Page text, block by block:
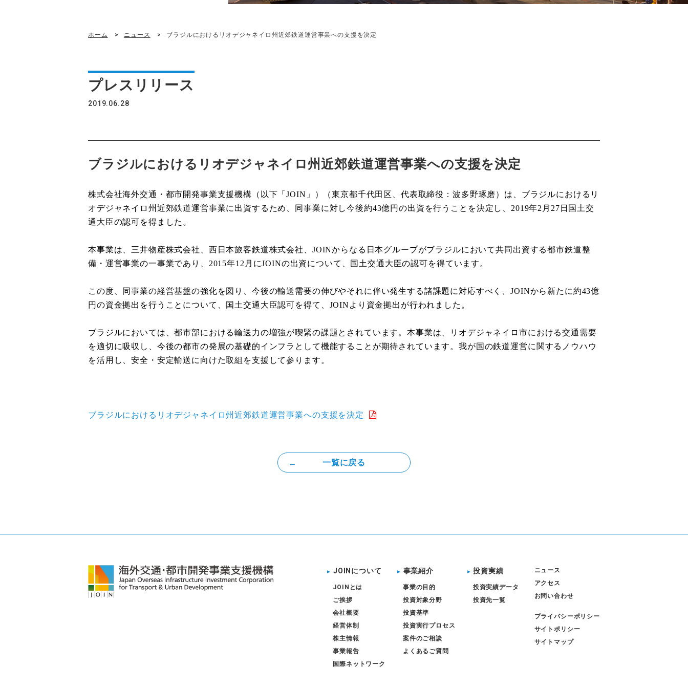
ホーム ニュース ブラジルにおけるリオデジャネイロ州近郊鉄道運営事業への支援を決定
プレスリリース
2019.06.28
ブラジルにおけるリオデジャネイロ州近郊鉄道運営事業への支援を決定
株式会社海外交通・都市開発事業支援機構（以下「JOIN 」）（東京都千代田区、代表取締役：波多野琢磨）は、ブラジルにおけるリ
オデジャネイロ州近郊鉄道運営事業に出資するため、同事業に対し今後約43億円の出資を行うことを決定し、2019年2 月 27日国土交
通大臣の認可を得ました。
本事業は、三井物産株式会社、西日本旅客鉄道株式会社、 JOINからなる日本グループがブラジルにおいて共同出資する都市鉄道整
備・運営事業の一事業であり、
2015年12 月にJOINの出資について、国土交通大臣の認可を得ています。
この度、同事業の経営基盤の強化を図り、今後の輸送需要の伸びやそれに伴い発生する諸課題に対応すべく、JOINから新たに約43億
円の資金拠出を行うことについて、国土交通大臣認可を得て、 JOIN より資金拠出が行われました。
ブラジルにおいては、都市部における輸送力の増強が喫緊の課題とされています。本事業は、リオデジャネイロ市における交通需要
を適切に吸収し、今後の都市の発展の基礎的インフラとして機能することが期待されています。我が国の鉄道運営に関するノウハウ
を活用し、安全・安定輸送に向けた取組を支援して参ります。
ブラジルにおけるリオデジャネイロ州近郊鉄道運営事業への支援を決定
一覧に戻る
JOINについて
JOINとは
ご挨拶
会社概要
経営体制
株主情報
事業報告
国際ネットワーク
事業紹介
事業の目的
投資対象分野
投資基準
投資実行プロセス
案件のご相談
よくあるご質問
投資実績
投資実績データ
投資先一覧
ニュース
アクセス
お問い合わせ
プライバシーポリシー
サイトポリシー
サイトマップ